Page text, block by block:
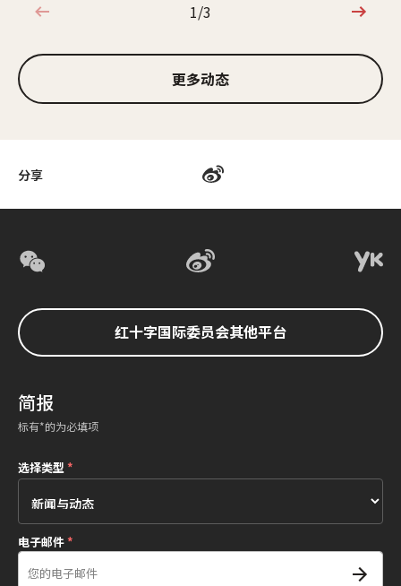
分享
1/3
1/3
更多动态
红十字国际委员会其他平台
简报
标有*的为必填项
选择类型*
电子邮件*